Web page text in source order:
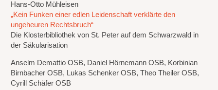
Hans-Otto Mühleisen
„Kein Funken einer edlen Leidenschaft verklärte den
ungeheuren Rechtsbruch“
Die Klosterbibliothek von St. Peter auf dem Schwarzwald in
der Säkularisation
Anselm Demattio OSB, Daniel Hörnemann OSB, Korbinian
Birnbacher OSB, Lukas Schenker OSB, Theo Theiler OSB,
Cyrill Schäfer OSB